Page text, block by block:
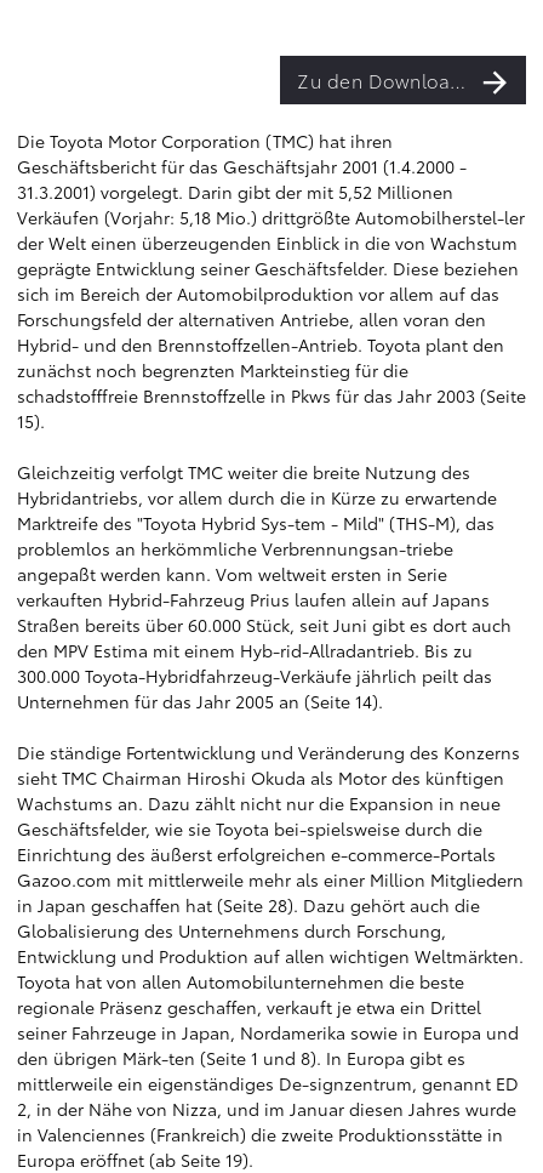
Zu den Downloads
Die Toyota Motor Corporation (TMC) hat ihren
Geschäftsbericht für das Geschäftsjahr 2001 (1.4.2000 -
31.3.2001) vorgelegt. Darin gibt der mit 5,52 Millionen
Verkäufen (Vorjahr: 5,18 Mio.) drittgrößte Automobilherstel-ler
der Welt einen überzeugenden Einblick in die von Wachstum
geprägte Entwicklung seiner Geschäftsfelder. Diese beziehen
sich im Bereich der Automobilproduktion vor allem auf das
Forschungsfeld der alternativen Antriebe, allen voran den
Hybrid- und den Brennstoffzellen-Antrieb. Toyota plant den
zunächst noch begrenzten Markteinstieg für die
schadstofffreie Brennstoffzelle in Pkws für das Jahr 2003 (Seite
15).
Gleichzeitig verfolgt TMC weiter die breite Nutzung des
Hybridantriebs, vor allem durch die in Kürze zu erwartende
Marktreife des "Toyota Hybrid Sys-tem - Mild" (THS-M), das
problemlos an herkömmliche Verbrennungsan-triebe
angepaßt werden kann. Vom weltweit ersten in Serie
verkauften Hybrid-Fahrzeug Prius laufen allein auf Japans
Straßen bereits über 60.000 Stück, seit Juni gibt es dort auch
den MPV Estima mit einem Hyb-rid-Allradantrieb. Bis zu
300.000 Toyota-Hybridfahrzeug-Verkäufe jährlich peilt das
Unternehmen für das Jahr 2005 an (Seite 14).
Die ständige Fortentwicklung und Veränderung des Konzerns
sieht TMC Chairman Hiroshi Okuda als Motor des künftigen
Wachstums an. Dazu zählt nicht nur die Expansion in neue
Geschäftsfelder, wie sie Toyota bei-spielsweise durch die
Einrichtung des äußerst erfolgreichen e-commerce-Portals
Gazoo.com mit mittlerweile mehr als einer Million Mitgliedern
in Japan geschaffen hat (Seite 28). Dazu gehört auch die
Globalisierung des Unternehmens durch Forschung,
Entwicklung und Produktion auf allen wichtigen Weltmärkten.
Toyota hat von allen Automobilunternehmen die beste
regionale Präsenz geschaffen, verkauft je etwa ein Drittel
seiner Fahrzeuge in Japan, Nordamerika sowie in Europa und
den übrigen Märk-ten (Seite 1 und 8). In Europa gibt es
mittlerweile ein eigenständiges De-signzentrum, genannt ED
2, in der Nähe von Nizza, und im Januar diesen Jahres wurde
in Valenciennes (Frankreich) die zweite Produktionsstätte in
Europa eröffnet (ab Seite 19).